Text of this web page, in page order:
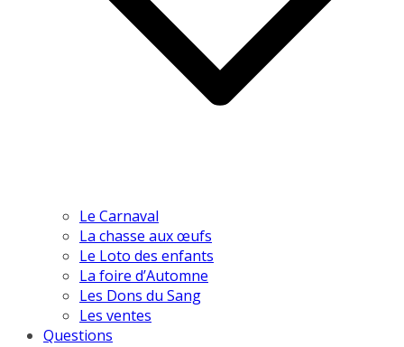
Le Carnaval
La chasse aux œufs
Le Loto des enfants
La foire d’Automne
Les Dons du Sang
Les ventes
Questions